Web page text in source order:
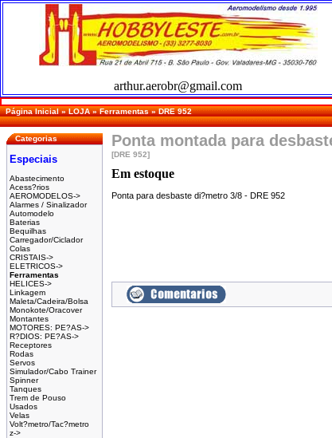
arthur.aerobr@gmail.com
Página Inicial»LOJA»Ferramentas»DRE 952
Categorias
Especiais
Abastecimento
Acess?rios
AEROMODELOS->
Alarmes / Sinalizador
Automodelo
Baterias
Bequilhas
Carregador/Ciclador
Colas
CRISTAIS->
ELETRICOS->
Ferramentas
HELICES->
Linkagem
Maleta/Cadeira/Bolsa
Monokote/Oracover
Montantes
MOTORES: PE?AS->
R?DIOS: PE?AS->
Receptores
Rodas
Servos
Simulador/Cabo Trainer
Spinner
Tanques
Trem de Pouso
Usados
Velas
Volt?metro/Tac?metro
z->
Ponta montada para
[DRE 952]
Em estoque
Ponta para desbaste di?metro 3/8 - DRE 952